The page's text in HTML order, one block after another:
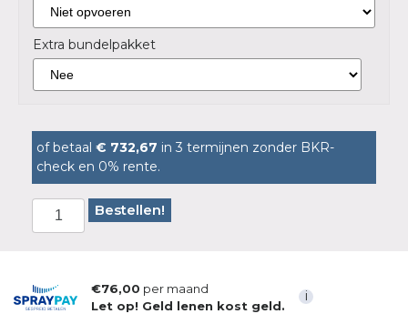
Extra bundelpakket
of betaal € 732,67 in 3 termijnen zonder BKR-
check en 0% rente.
Bestellen!
€76,00 per maand
Let op! Geld lenen kost geld.
i